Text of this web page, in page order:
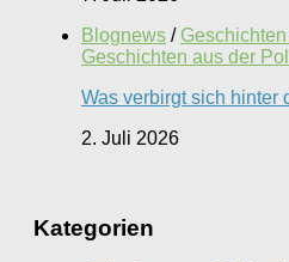
Blognews /
Geschichten aus der
Was verbirgt sich hinter
2. Juli 2026
Kategorien